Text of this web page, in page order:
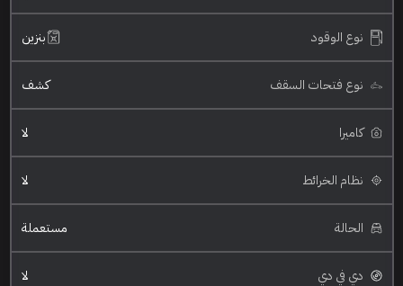
نوع الوقود بنزين
نوع فتحات السقف كشف
كاميرا لا
نظام الخرائط لا
الحالة مستعملة
دي في دي لا